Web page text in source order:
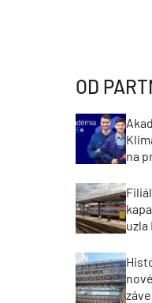
OD
na
uzla